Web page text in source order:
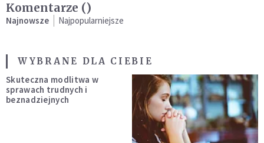
Komentarze ()
Najnowsze Najpopularniejsze
WYBRANE DLA CIEBIE
Skuteczna modlitwa w
sprawach trudnych i
beznadziejnych